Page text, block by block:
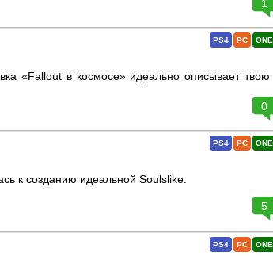
1
ONE
PC
PS4
«Fallout в космосе» идеально описывает твою
0
ONE
PC
PS4
к созданию идеальной Soulslike.
5
ONE
PC
PS4